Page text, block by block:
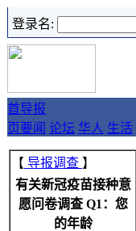
登录名:
首
页
导报
要闻 论坛 华人 生活
【 导报调查 】
有关新冠疫苗接种意
愿问卷调查 Q1：您
的年龄